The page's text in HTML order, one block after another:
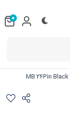
0